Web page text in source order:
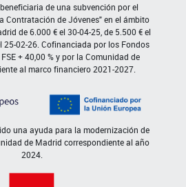
de una subvención por el
Contratación de Jóvenes" en el ámbito
de 6.000 € el 30-04-25, de 5.500 € el
25-02-26. Cofinanciada por los Fondos
+ 40,00 % y por la Comunidad de
al marco financiero 2021-2027.
una ayuda para la modernización de
de Madrid correspondiente al año
2024.